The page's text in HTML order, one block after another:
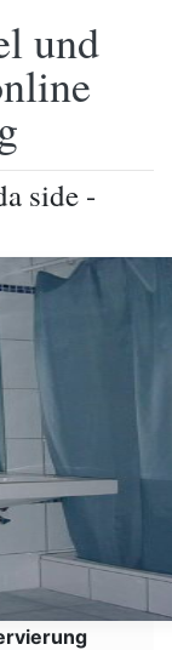
und
side -